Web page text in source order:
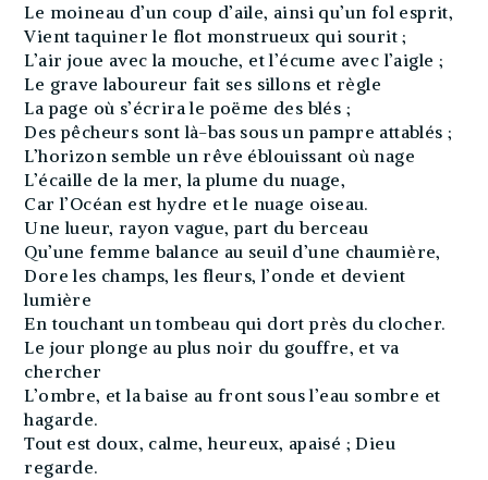
Le moineau d’un coup d’aile, ainsi qu’un fol esprit,
Vient taquiner le flot monstrueux qui sourit ;
L’air joue avec la mouche, et l’écume avec l’aigle ;
Le grave laboureur fait ses sillons et règle
La page où s’écrira le poëme des blés ;
Des pêcheurs sont là-bas sous un pampre attablés ;
L’horizon semble un rêve éblouissant où nage
L’écaille de la mer, la plume du nuage,
Car l’Océan est hydre et le nuage oiseau.
Une lueur, rayon vague, part du berceau
Qu’une femme balance au seuil d’une chaumière,
Dore les champs, les fleurs, l’onde et devient
lumière
En touchant un tombeau qui dort près du clocher.
Le jour plonge au plus noir du gouffre, et va
chercher
L’ombre, et la baise au front sous l’eau sombre et
hagarde.
Tout est doux, calme, heureux, apaisé ; Dieu
regarde.